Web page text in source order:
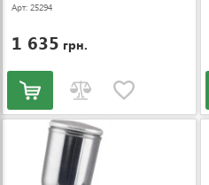
Арт: 25294
1 635 грн.